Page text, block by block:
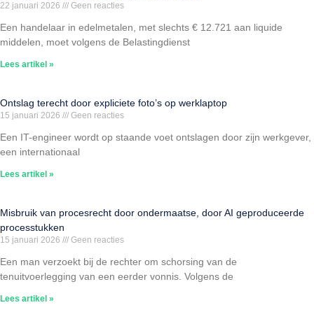
22 januari 2026 Geen reacties
Een handelaar in edelmetalen, met slechts € 12.721 aan liquide
middelen, moet volgens de Belastingdienst
Lees artikel »
Ontslag terecht door expliciete foto’s op werklaptop
15 januari 2026 Geen reacties
Een IT-engineer wordt op staande voet ontslagen door zijn werkgever,
een internationaal
Lees artikel »
Misbruik van procesrecht door ondermaatse, door AI geproduceerde
processtukken
15 januari 2026 Geen reacties
Een man verzoekt bij de rechter om schorsing van de
tenuitvoerlegging van een eerder vonnis. Volgens de
Lees artikel »